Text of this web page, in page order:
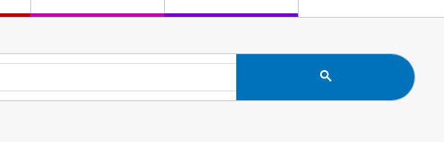
生活排水
市民安全
教育委員会
入学式・卒業式
救急・夜間診療
感染症
施設予約（まつぼっくり）
はたちの集い
指定管理者制度
公共事業の技術監理
議会
オープンデータ